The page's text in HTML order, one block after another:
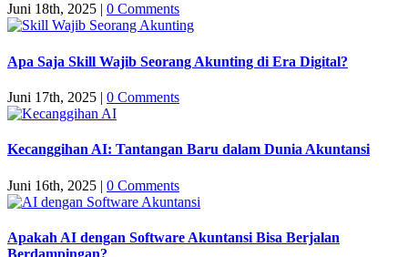
Juni 18th, 2025 0 Comments
Apa Saja Skill Wajib Seorang Akunting di Era Digital?
Juni 17th, 2025 | 0 Comments
Kecanggihan AI: Tantangan Baru dalam Dunia Akuntansi
Juni 16th, 2025 | 0 Comments
Apakah AI dengan Software Akuntansi Bisa Berjalan
Berdampingan?